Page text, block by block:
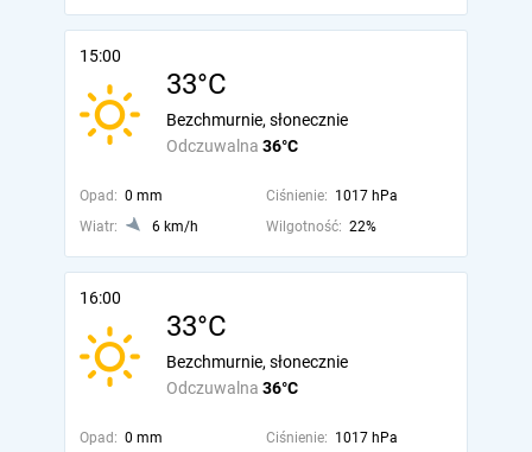
15:00
33°C
Odczuwalna 36°C
Bezchmurnie, słonecznie
Opad: 0 mm Ciśnienie: 1017 hPa
Wiatr:
6 km/h Wilgotność: 22%
16:00
33°C
Odczuwalna 36°C
Bezchmurnie, słonecznie
Opad: 0 mm Ciśnienie: 1017 hPa